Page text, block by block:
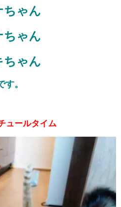
ちゃん
ちゃん
ちゃん
す。
ュールタイム